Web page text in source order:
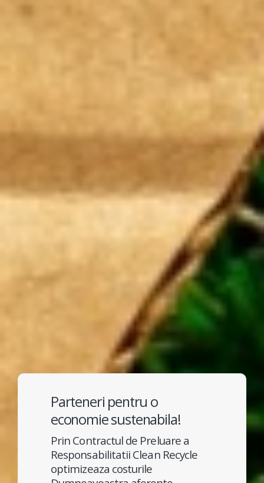
Parteneri pentru o
economie sustenabila!
Prin Contractul de Preluare a
Responsabilitatii Clean Recycle
optimizeaza costurile